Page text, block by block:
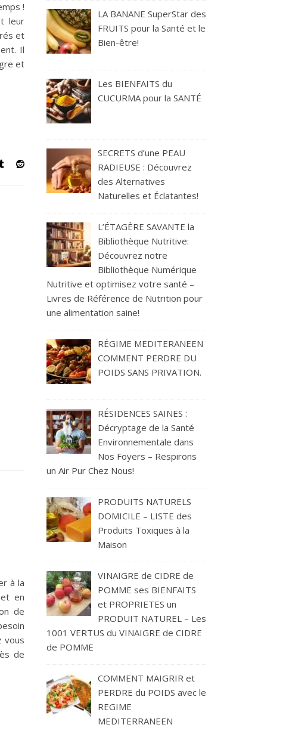
!
leur
et
Il
et
Écologique en Entreprise
à la
en
de
vous
de
LA BANANE SuperStar des
FRUITS pour la Santé et le
Bien-être!
Les BIENFAITS du
CUCURMA pour la SANTÉ
SECRETS d’une PEAU
RADIEUSE : Découvrez
des Alternatives
Naturelles et Éclatantes!
L’ÉTAGÈRE SAVANTE la
Bibliothèque Nutritive:
Découvrez notre
Bibliothèque Numérique
Nutritive et optimisez votre santé –
Livres de Référence de Nutrition pour
une alimentation saine!
RÉGIME MEDITERANEEN
COMMENT PERDRE DU
POIDS SANS PRIVATION.
RÉSIDENCES SAINES :
Décryptage de la Santé
Environnementale dans
Nos Foyers – Respirons
un Air Pur Chez Nous!
PRODUITS NATURELS
DOMICILE – LISTE des
Produits Toxiques à la
Maison
VINAIGRE de CIDRE de
POMME ses BIENFAITS
et PROPRIETES un
PRODUIT NATUREL – Les
1001 VERTUS du VINAIGRE de CIDRE
de POMME
COMMENT MAIGRIR et
PERDRE du POIDS avec le
REGIME
MEDITERRANEEN